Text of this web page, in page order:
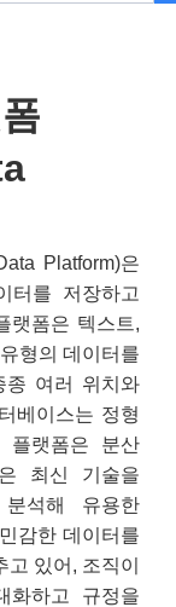
Platform)은
터를 저장하고
랫폼은 텍스트,
형의 데이터를
종 여러 위치와
베이스는 정형
플랫폼은 분산
최신 기술을
석해 유용한
감한 데이터를
있어, 조직이
화하고 규정을